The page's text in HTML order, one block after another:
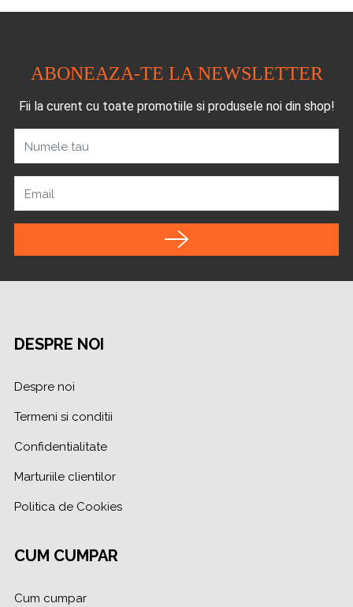
ABONEAZA-TE LA NEWSLETTER
Fii la curent cu toate promotiile si produsele noi din shop!
Numele tau
Email
DESPRE NOI
Despre noi
Termeni si conditii
Confidentialitate
Marturiile clientilor
Politica de Cookies
CUM CUMPAR
Cum cumpar